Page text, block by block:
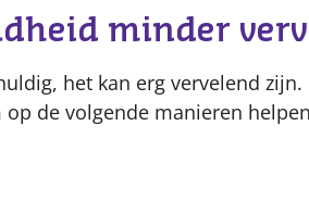
minder
het kan erg vervelend
de volgende manieren